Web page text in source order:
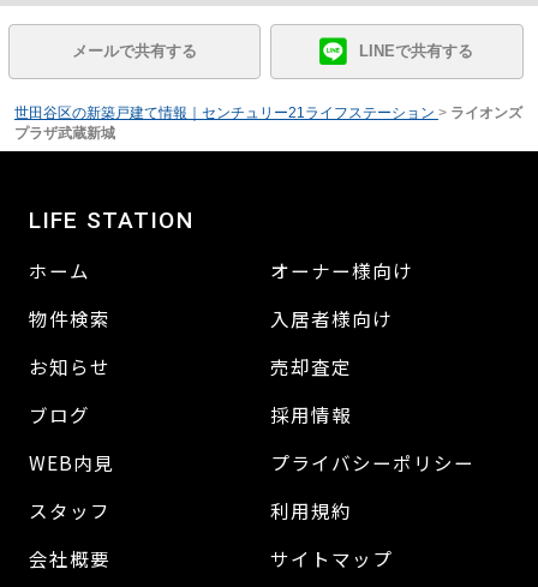
メールで共有する LINEで共有する
世田谷区の新築戸建て情報｜センチュリー21ライフステーション > ライオンズ
プラザ武蔵新城
LIFE STATION
ホーム
物件検索
お知らせ
ブログ
WEB内見
スタッフ
会社概要
オーナー様向け
入居者様向け
売却査定
採用情報
プライバシーポリシー
利用規約
サイトマップ